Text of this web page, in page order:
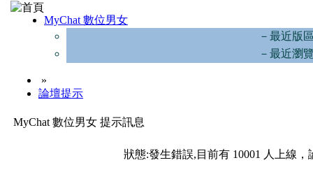
MyChat 數位男女
－最近版
－最近瀏
»
論壇提示
MyChat 數位男女 提示訊息
狀態:發生錯誤,目前有 10001 人上線